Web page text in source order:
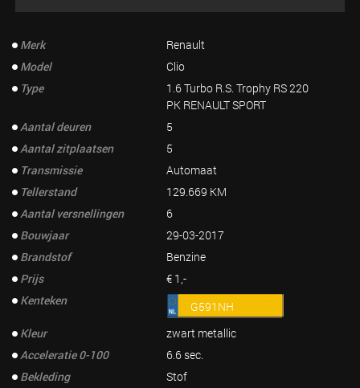
Merk
Renault
Model
Clio
Type
1.6 Turbo R.S. Trophy RS 220
PK RENAULT SPORT
Aantal deuren
5
Aantal zitplaatsen
5
Transmissie
Automaat
Tellerstand
129.669 KM
Aantal versnellingen
6
Bouwjaar
29-03-2017
Brandstof
Benzine
Prijs
€ 1,-
Kenteken
G591NH
Kleur
zwart metallic
Acceleratie 0-100
6.6 sec.
Bekleding
Stof